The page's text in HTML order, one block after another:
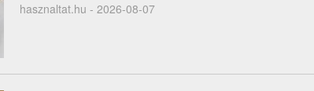
hasznaltat.hu - 2026-08-07